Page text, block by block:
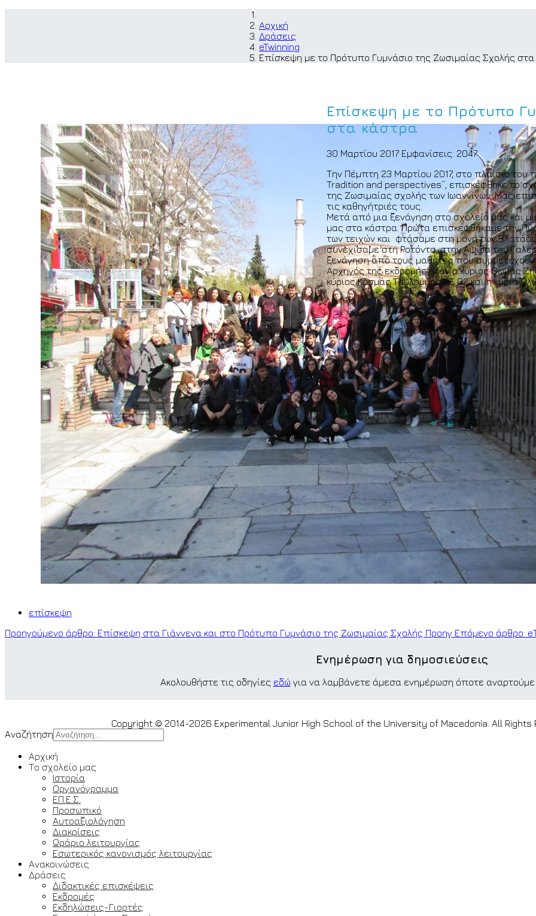
Αρχική
Δράσεις
eTwinning
Επίσκεψη με το Πρότυπο Γυμνάσιο της Ζωσιμαίας Σχολής
Επίσκεψη με το Πρότυπο
στα κάστρα
30 Μαρτίου 2017 Εμφανίσεις: 2047
Την Πέμπτη 23 Μαρτίου 2017, στο πλαίσιο
Tradition and perspectives”, επισκέφθηκε το
της Ζωσιμαίας σχολής των Ιωαννίνων. Μας
τις καθηγήτριές τους.
Μετά από μια ξενάγηση στο σχολείο μας και
μας στα κάστρα. Πρώτα επισκεφθήκαμε τον
των τειχών και φτάσαμε στη μονή των
συνεχίσαμε στη Ροτόντα, στην Αψίδα του
ξενάγηση από τους μαθητές που
Αρχηγός της εκδρομής ήταν ο κύριος Θωμάς
κύριος Κοσμάς Τουλούμης ΠΕ 02 και η κυρία
επίσκεψη
Προηγούμενο άρθρο: Επίσκεψη στα Γιάννενα και στο Πρότυπο Γυμνάσιο της Ζωσιμαίας Σχολής Προηγ Επόμενο άρθρο:
Ενημέρωση για δημοσιεύσεις
Ακολουθήστε τις οδηγίες εδώ για να λαμβάνετε άμεσα ενημέρωση όποτε αναρτούμε
Copyright © 2014-2026 Experimental Junior High School of the University of Macedonia. All Rights
Αναζήτηση
Αρχική
Το σχολείο μας
Ιστορία
Οργανόγραμμα
ΕΠ.Ε.Σ.
Προσωπικό
Αυτοαξιολόγηση
Διακρίσεις
Ωράριο λειτουργίας
Εσωτερικός κανονισμός λειτουργίας
Ανακοινώσεις
Δράσεις
Διδακτικές επισκέψεις
Εκδρομές
Εκδηλώσεις-Γιορτές